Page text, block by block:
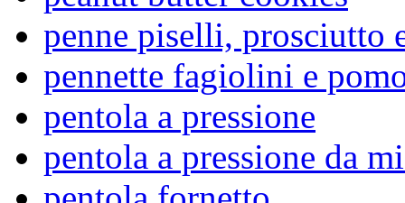
penne piselli, prosciutto
pennette fagiolini e
pentola a pressione
pentola a pressione da